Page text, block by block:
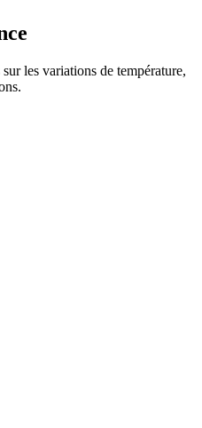
les variations de température,